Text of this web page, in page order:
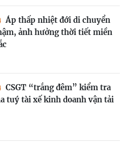
Áp thấp nhiệt đới di chuyển
ảnh hưởng thời tiết miền
CSGT “trắng đêm” kiểm tra
tuý tài xế kinh doanh vận tải